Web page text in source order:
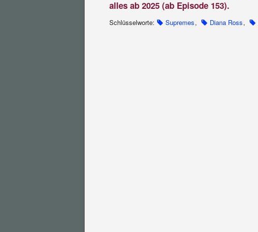
alles ab 2025 (ab Episode 153).
Schlüsselworte: Supremes, Diana Ross,